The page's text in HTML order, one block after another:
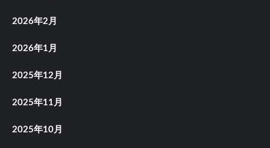
2026年2月
2026年1月
2025年12月
2025年11月
2025年10月